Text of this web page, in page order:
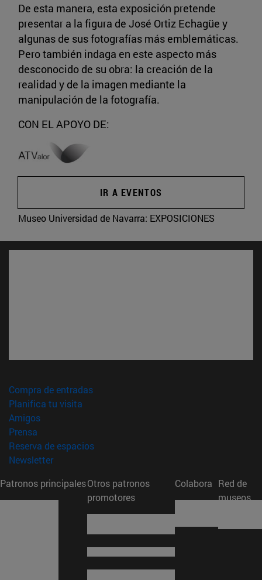
De esta manera, esta exposición pretende
presentar a la figura de José Ortiz Echagüe y
algunas de sus fotografías más emblemáticas.
Pero también indaga en este aspecto más
desconocido de su obra: la creación de la
realidad y de la imagen mediante la
manipulación de la fotografía.
CON EL APOYO DE:
IR A EVENTOS
Museo Universidad de Navarra: EXPOSICIONES
Compra de entradas(abre en nueva ventana)
Planifica tu visita
Amigos(abre en nueva ventana)
Prensa
Reserva de espacios(abre en nueva ventana)
Newsletter(abre en nueva ventana)
Patronos principalesOtros patronos
promotores
Colabora Red de
museos